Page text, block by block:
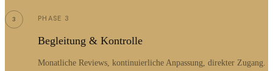
3 PHASE 3
Begleitung & Kontrolle
Monatliche Reviews, kontinuierliche Anpassung, direkter Zugang.